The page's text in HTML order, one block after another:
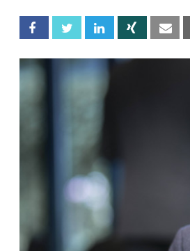
Facebook Twitter Linkedin Xing